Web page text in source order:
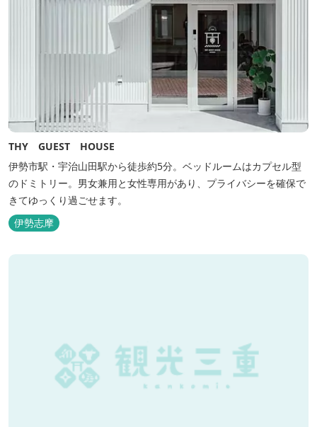
THY GUEST HOUSE
伊勢市駅・宇治山田駅から徒歩約5分。ベッドルームはカプセル型
のドミトリー。男女兼用と女性専用があり、プライバシーを確保で
きてゆっくり過ごせます。
伊勢志摩